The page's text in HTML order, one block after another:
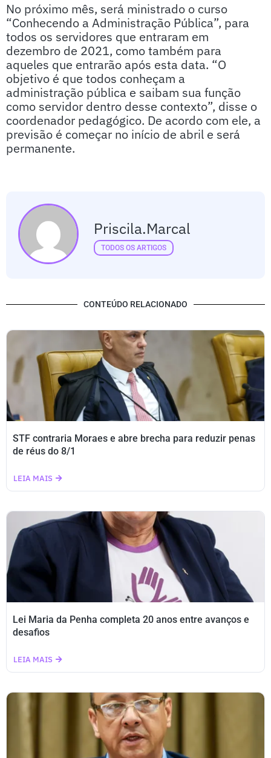
No próximo mês, será ministrado o curso
“Conhecendo a Administração Pública”, para
todos os servidores que entraram em
dezembro de 2021, como também para
aqueles que entrarão após esta data. “O
objetivo é que todos conheçam a
administração pública e saibam sua função
como servidor dentro desse contexto”, disse o
coordenador pedagógico. De acordo com ele, a
previsão é começar no início de abril e será
permanente.
Priscila.marcal
TODOS OS ARTIGOS
CONTEÚDO RELACIONADO
STF contraria Moraes e abre brecha para reduzir penas
de réus do 8/1
LEIA MAIS
Lei Maria da Penha completa 20 anos entre avanços e
desafios
LEIA MAIS